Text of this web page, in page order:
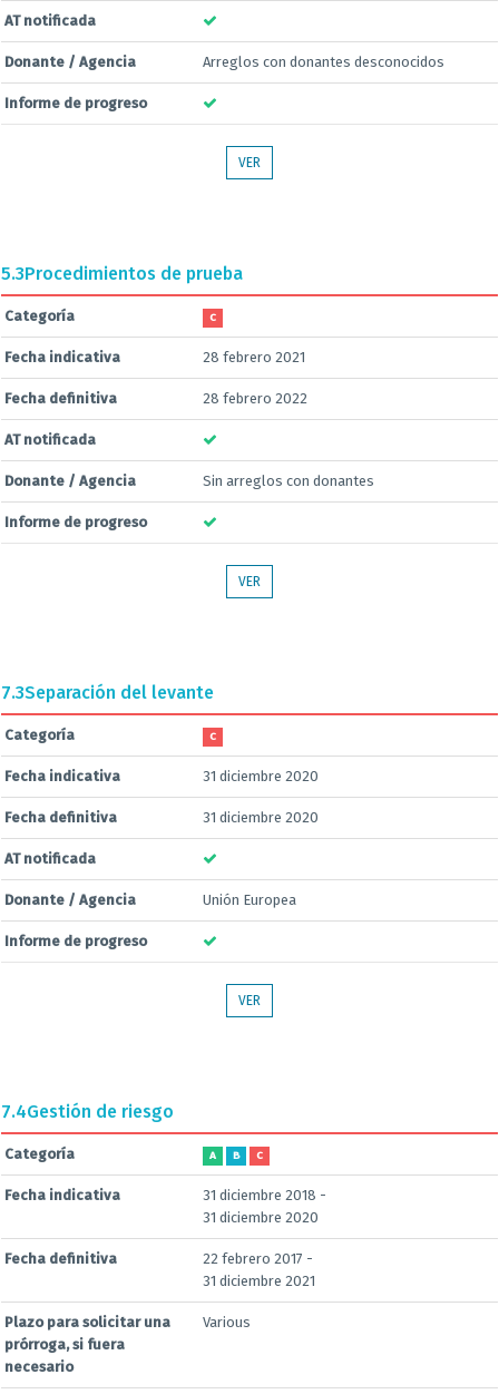
AT notificada
Donante / Agencia Arreglos con donantes desconocidos
Informe de progreso
VER
5.3Procedimientos de prueba
Categoría C
Fecha indicativa 28 febrero 2021
Fecha definitiva 28 febrero 2022
AT notificada
Donante / Agencia Sin arreglos con donantes
Informe de progreso
VER
7.3Separación del levante
Categoría C
Fecha indicativa 31 diciembre 2020
Fecha definitiva 31 diciembre 2020
AT notificada
Donante / Agencia Unión Europea
Informe de progreso
VER
7.4Gestión de riesgo
Categoría A B C
Fecha indicativa
31 diciembre 2018 -
31 diciembre 2020
Fecha definitiva
22 febrero 2017 -
31 diciembre 2021
Plazo para solicitar una
prórroga, si fuera
necesario
Various